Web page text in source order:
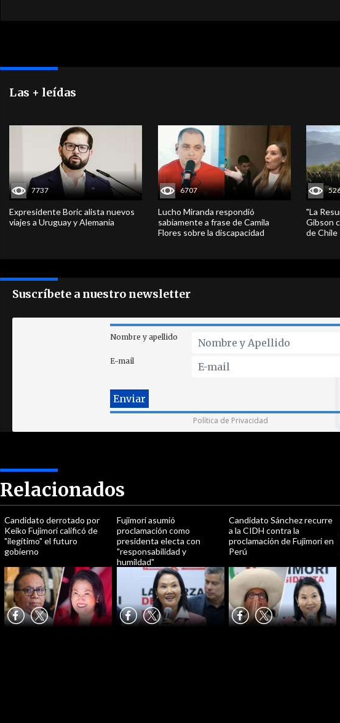
Las + leídas
7737
Expresidente Boric alista nuevos
viajes a Uruguay y Alemania
6707
Lucho Miranda respondió
sabiamente a frase de Camila
Flores sobre la discapacidad
"La
Gibson
de Chile
Suscríbete a nuestro newsletter
Nombre y apellido
E-mail
Política de Privacidad
Relacionados
Candidato derrotado por
Keiko Fujimori calificó de
"ilegítimo" el futuro
gobierno
Fujimori asumió
proclamación como
presidenta electa con
"responsabilidad y
humildad"
Candidato Sánchez recurre
a la CIDH contra la
proclamación de Fujimori en
Perú